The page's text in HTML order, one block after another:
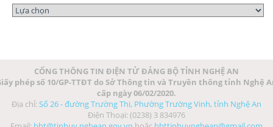
CỔNG THÔNG TIN ĐIỆN TỬ ĐẢNG BỘ TỈNH NGHỆ AN
phép số 10/GP-TTĐT do Sở Thông tin và Truyền thông tỉnh Nghệ
cấp ngày 06/02/2020.
Địa chỉ: Số 26 - đường Trường Thi, Phường Trường Vinh, tỉnh Nghệ An
Điện Thoại: (0238) 3 834976